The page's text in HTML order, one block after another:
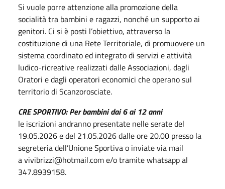
Si vuole porre attenzione alla promozione della
socialità tra bambini e ragazzi, nonché un supporto ai
genitori. Ci si è posti l’obiettivo, attraverso la
costituzione di una Rete Territoriale, di promuovere un
sistema coordinato ed integrato di servizi e attività
ludico-ricreative realizzati dalle Associazioni, dagli
Oratori e dagli operatori economici che operano sul
territorio di Scanzorosciate.
CRE SPORTIVO: Per bambini dai 6 ai 12 anni
le iscrizioni andranno presentate nelle serate del
19.05.2026 e del 21.05.2026 dalle ore 20.00 presso la
segreteria dell’Unione Sportiva o inviate via mail
a vivibrizzi@hotmail.com e/o tramite whatsapp al
347.8939158.